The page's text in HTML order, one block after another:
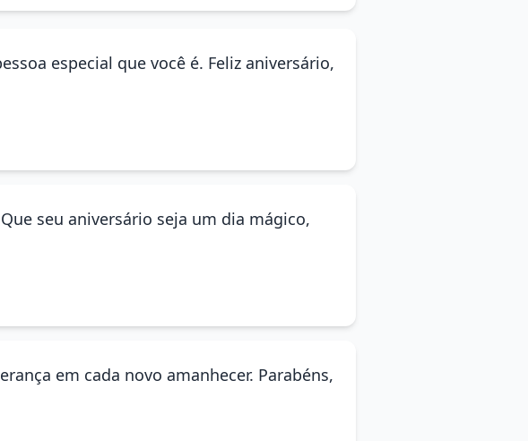
especial que você é. Feliz aniversário,
seu aniversário seja um dia mágico,
em cada novo amanhecer. Parabéns,